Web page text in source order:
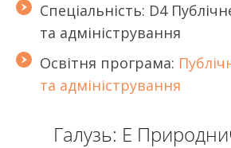
Спеціальність: D4
та адміністрування
Освітня програма:
та адміністрування
Галузь: Е